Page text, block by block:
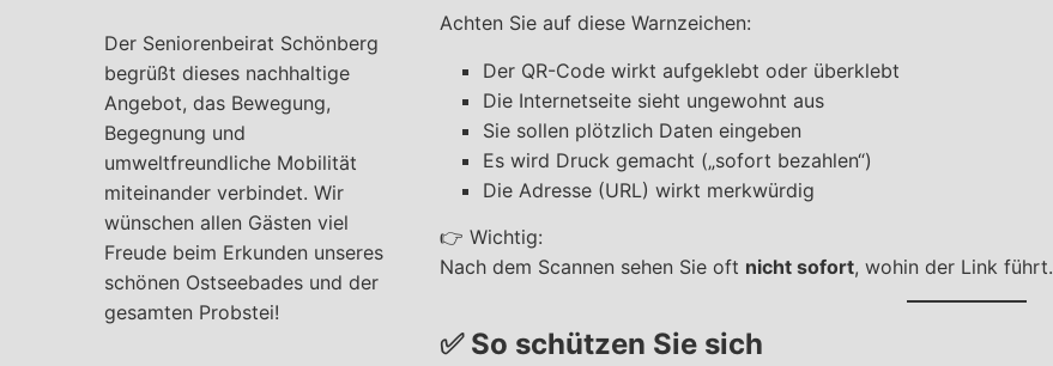
Der Seniorenbeirat Schönberg
begrüßt dieses nachhaltige
Angebot, das Bewegung,
Begegnung und
umweltfreundliche Mobilität
miteinander verbindet. Wir
wünschen allen Gästen viel
Freude beim Erkunden unseres
schönen Ostseebades und der
gesamten Probstei!
Achten Sie auf diese Warnzeichen:
Der QR-Code wirkt aufgeklebt oder überklebt
Die Internetseite sieht ungewohnt aus
Sie sollen plötzlich Daten eingeben
Es wird Druck gemacht („sofort bezahlen“)
Die Adresse (URL) wirkt merkwürdig
👉 Wichtig:
Nach dem Scannen sehen Sie oft nicht sofort, wohin der Link führt.
✅ So schützen Sie sich